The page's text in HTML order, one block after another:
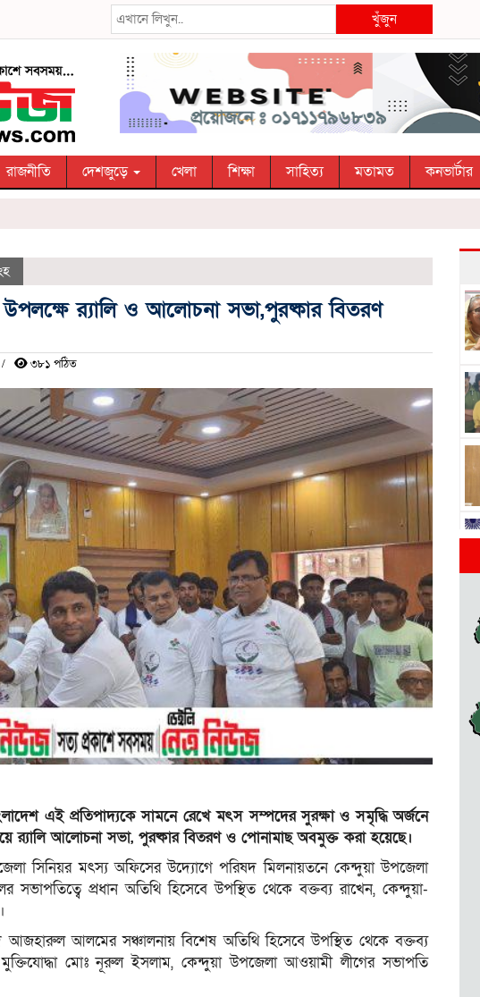
খুঁজুন
রাজনীতি দেশজুড়ে খেলা শিক্ষা সাহিত্য মতামত কনভার্টার
র‍্যালি ও আলোচনা সভা,পুরষ্কার বিতরণ
৩৮১ পঠিত
এই প্রতিপাদ্যকে সামনে রেখে মৎস সম্পদের সুরক্ষা ও সমৃদ্ধি অর্জনে
র‍্যালি আলোচনা সভা, পুরষ্কার বিতরণ ও পোনামাছ অবমুক্ত করা হয়েছে।
সিনিয়র মৎস্য অফিসের উদ্যোগে পরিষদ মিলনায়তনে কেন্দুয়া উপজেলা
সভাপতিত্বে প্রধান অতিথি হিসেবে উপস্থিত থেকে বক্তব্য রাখেন, কেন্দুয়া-
আজহারুল আলমের সঞ্চালনায় বিশেষ অতিথি হিসেবে উপস্থিত থেকে বক্তব্য
মুক্তিযোদ্ধা মোঃ নূরুল ইসলাম, কেন্দুয়া উপজেলা আওয়ামী লীগের সভাপতি